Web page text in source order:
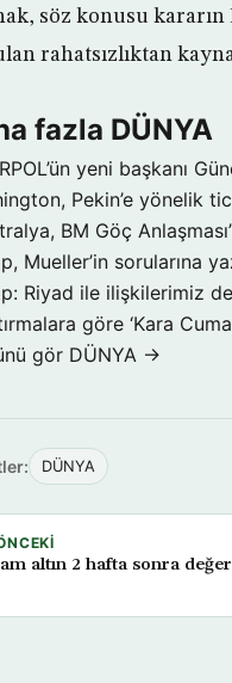
söz konusu kararın
rahatsızlıktan
fazla DÜNYA
yeni başkanı
Pekin’e yönelik
BM Göç
Mueller’in sorularına
Riyad ile ilişkilerimiz
göre ‘Kara
gör DÜNYA →
DÜNYA
altın 2 hafta sonra